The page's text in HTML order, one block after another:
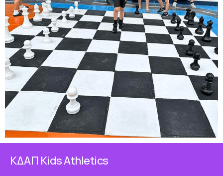
ΚΔΑΠ Κids Athletics